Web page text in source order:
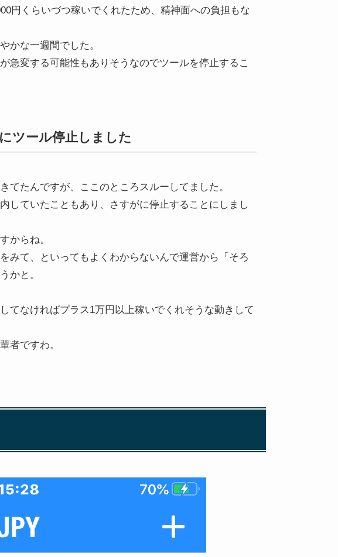
円くらいづつ稼いでくれたため、精神面への負担もな
かな一週間でした。
急変する可能性もありそうなのでツールを停止するこ
ツール停止しました
てたんですが、ここのところスルーしてました。
していたこともあり、さすがに停止することにしまし
からね。
みて、といってもよくわからないんで運営から「そろ
かと。
てなければプラス1万円以上稼いでくれそうな動きして
者ですわ。